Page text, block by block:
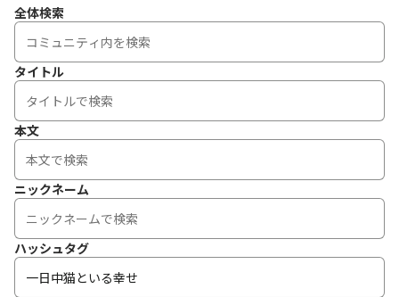
全体検索
タイトル
本文
ニックネーム
ハッシュタグ